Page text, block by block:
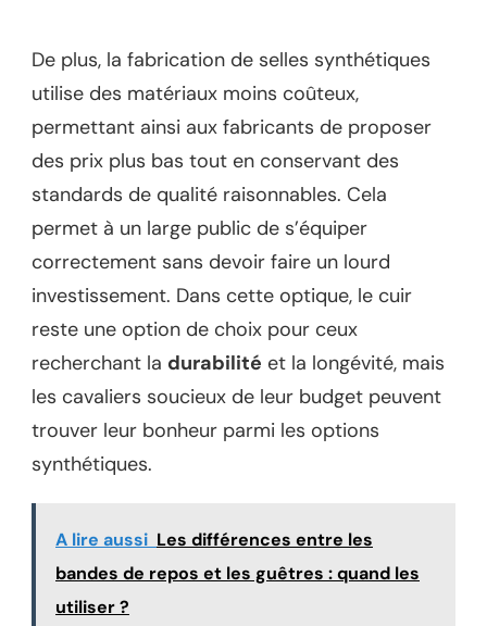
De plus, la fabrication de selles synthétiques
utilise des matériaux moins coûteux,
permettant ainsi aux fabricants de proposer
des prix plus bas tout en conservant des
standards de qualité raisonnables. Cela
permet à un large public de s’équiper
correctement sans devoir faire un lourd
investissement. Dans cette optique, le cuir
reste une option de choix pour ceux
recherchant la durabilité et la longévité, mais
les cavaliers soucieux de leur budget peuvent
trouver leur bonheur parmi les options
synthétiques.
A lire aussi Les différences entre les
bandes de repos et les guêtres : quand les
utiliser ?